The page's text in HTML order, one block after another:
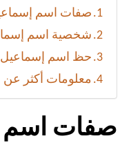
صفات اسم
شخصية اسم
حظ اسم إسماعيل
معلومات أكثر
صفات اسم